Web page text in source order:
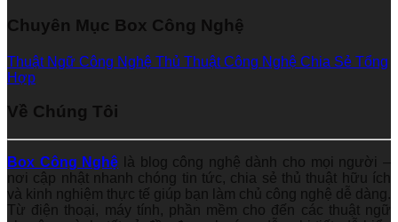
Chuyên Mục Box Công Nghệ
Thuật Ngữ Công Nghệ Thủ Thuật Công Nghệ Chia Sẻ Tổng
Hợp
Về Chúng Tôi
Box Công Nghệ là blog công nghệ dành cho mọi người –
nơi cập nhật nhanh chóng tin tức, chia sẻ thủ thuật hữu ích
và kinh nghiệm thực tế giúp bạn làm chủ công nghệ dễ dàng.
Từ điện thoại, máy tính, phần mềm cho đến các thuật ngữ